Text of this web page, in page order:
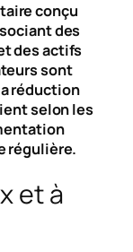
conçu
des
des actifs
sont
réduction
selon les
régulière.
et à